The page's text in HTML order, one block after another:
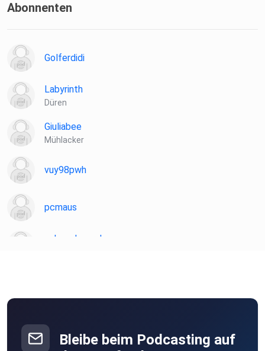
Abonnenten
Golferdidi
Labyrinth
Düren
Giuliabee
Mühlacker
vuy98pwh
pcmaus
schwedengrabo
Michendorf
Bleibe beim Podcasting auf